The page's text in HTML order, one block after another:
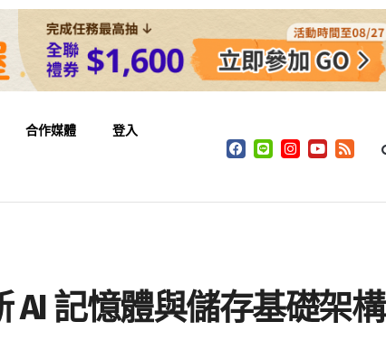
合作媒體 登入
AI 記憶體與儲存基礎架構